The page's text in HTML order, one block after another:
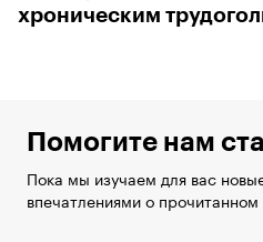
хроническим
Помогите нам
Пока мы изучаем для вас
впечатлениями о прочитанном